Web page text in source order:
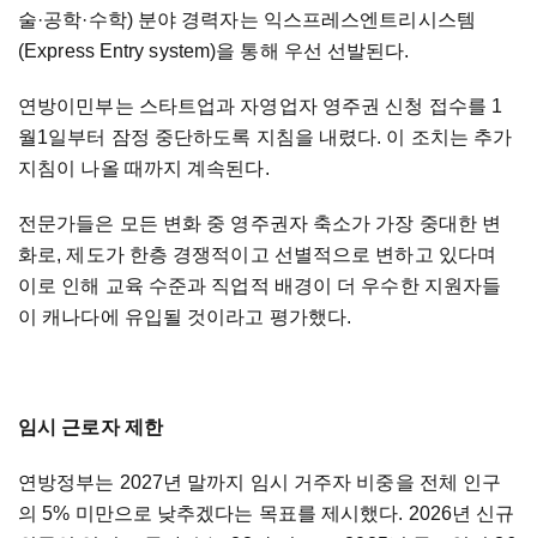
술·공학·수학) 분야 경력자는 익스프레스엔트리시스템
(Express Entry system)을 통해 우선 선발된다.
연방이민부는 스타트업과 자영업자 영주권 신청 접수를 1
월1일부터 잠정 중단하도록 지침을 내렸다. 이 조치는 추가
지침이 나올 때까지 계속된다.
전문가들은 모든 변화 중 영주권자 축소가 가장 중대한 변
화로, 제도가 한층 경쟁적이고 선별적으로 변하고 있다며
이로 인해 교육 수준과 직업적 배경이 더 우수한 지원자들
이 캐나다에 유입될 것이라고 평가했다.
임시 근로자 제한
연방정부는 2027년 말까지 임시 거주자 비중을 전체 인구
의 5% 미만으로 낮추겠다는 목표를 제시했다. 2026년 신규